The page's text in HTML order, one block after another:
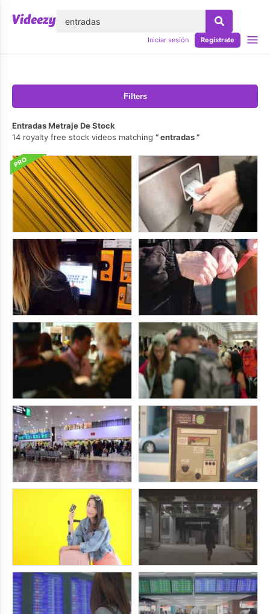
Iniciar sesión Regístrate
Filters
Entradas Metraje De Stock
14 royalty free stock videos matching
entradas